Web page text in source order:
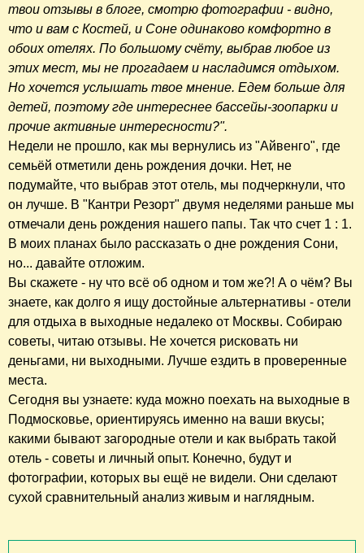
твои отзывы в блоге, смотрю фотографии - видно,
что и вам с Костей, и Соне одинаково комфортно в
обоих отелях. По большому счёту, выбрав любое из
этих мест, мы не прогадаем и насладимся отдыхом.
Но хочется услышать твое мнение. Едем больше для
детей, поэтому где интереснее бассейы-зоопарки и
прочие активные интересности?".
Недели не прошло, как мы вернулись из "Айвенго", где
семьёй отметили день рождения дочки. Нет, не
подумайте, что выбрав этот отель, мы подчеркнули, что
он лучше. В "Кантри Резорт" двумя неделями раньше мы
отмечали день рождения нашего папы. Так что счет 1 : 1.
В моих планах было рассказать о дне рождения Сони,
но... давайте отложим.
Вы скажете - ну что всё об одном и том же?! А о чём? Вы
знаете, как долго я ищу достойные альтернативы - отели
для отдыха в выходные недалеко от Москвы. Собираю
советы, читаю отзывы. Не хочется рисковать ни
деньгами, ни выходными. Лучше ездить в проверенные
места.
Сегодня вы узнаете: куда можно поехать на выходные в
Подмосковье, ориентируясь именно на ваши вкусы;
какими бывают загородные отели и как выбрать такой
отель - советы и личный опыт. Конечно, будут и
фотографии, которых вы ещё не видели. Они сделают
сухой сравнительный анализ живым и наглядным.